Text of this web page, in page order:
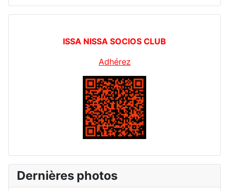
ISSA NISSA SOCIOS CLUB
Adhérez
Dernières photos